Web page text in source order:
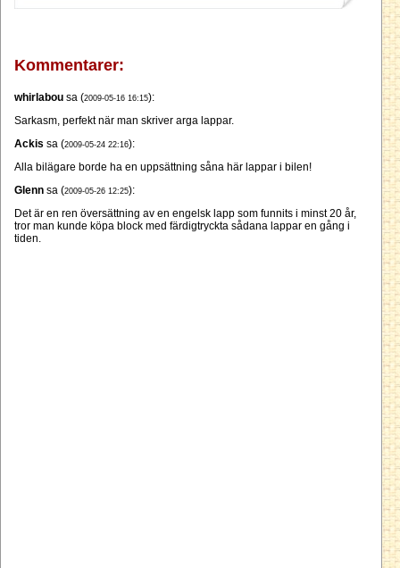
Kommentarer:
whirlabou sa (2009-05-16 16:15):
Sarkasm, perfekt när man skriver arga lappar.
Ackis sa (2009-05-24 22:16):
Alla bilägare borde ha en uppsättning såna här lappar i bilen!
Glenn sa (2009-05-26 12:25):
Det är en ren översättning av en engelsk lapp som funnits i minst 20 år,
tror man kunde köpa block med färdigtryckta sådana lappar en gång i
tiden.